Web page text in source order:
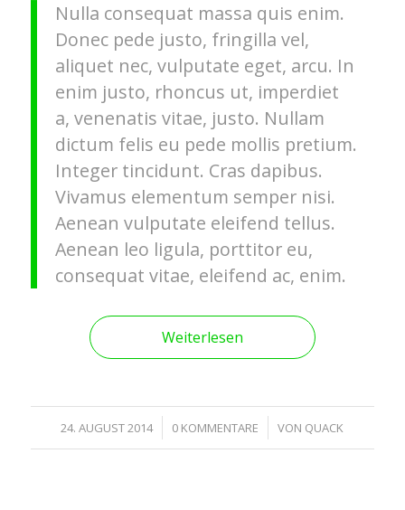
Nulla consequat massa quis enim.
Donec pede justo, fringilla vel,
aliquet nec, vulputate eget, arcu. In
enim justo, rhoncus ut, imperdiet
a, venenatis vitae, justo. Nullam
dictum felis eu pede mollis pretium.
Integer tincidunt. Cras dapibus.
Vivamus elementum semper nisi.
Aenean vulputate eleifend tellus.
Aenean leo ligula, porttitor eu,
consequat vitae, eleifend ac, enim.
Weiterlesen
24. AUGUST 2014
/ 0 KOMMENTARE
/ VON QUACK